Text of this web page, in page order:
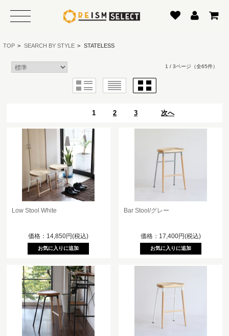
TOP > SEARCH BY STYLE > STATELESS
1 / 3ページ （全65件）
1 2 3 次へ
Low Stool White
価格：14,850円(税込)
Bar Stool/グレー
価格：17,400円(税込)